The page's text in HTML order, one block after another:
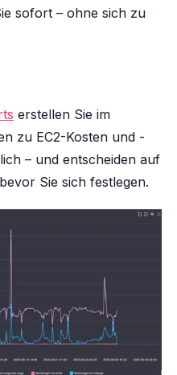
sofort – ohne sich zu
erstellen Sie im
zu EC2-Kosten und -
– und entscheiden auf
Sie sich festlegen.